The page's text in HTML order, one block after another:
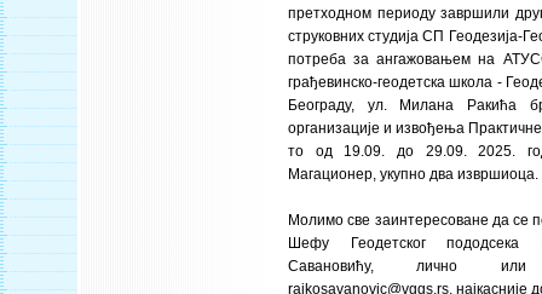
претходном периоду завршили
струковних студија СП Геодезија-
потреба за ангажовањем на
грађевинско-геодетска школа -
Београду, ул. Милана Ракића
организације и извођења
то од 19.09. до 29.09. 2025.
Магационер, укупно два извршиоца.
Молимо све заинтересоване да се
Шефу Геодетског
Савановићу, лично
rajkosavanovic@vggs.rs, најкасније